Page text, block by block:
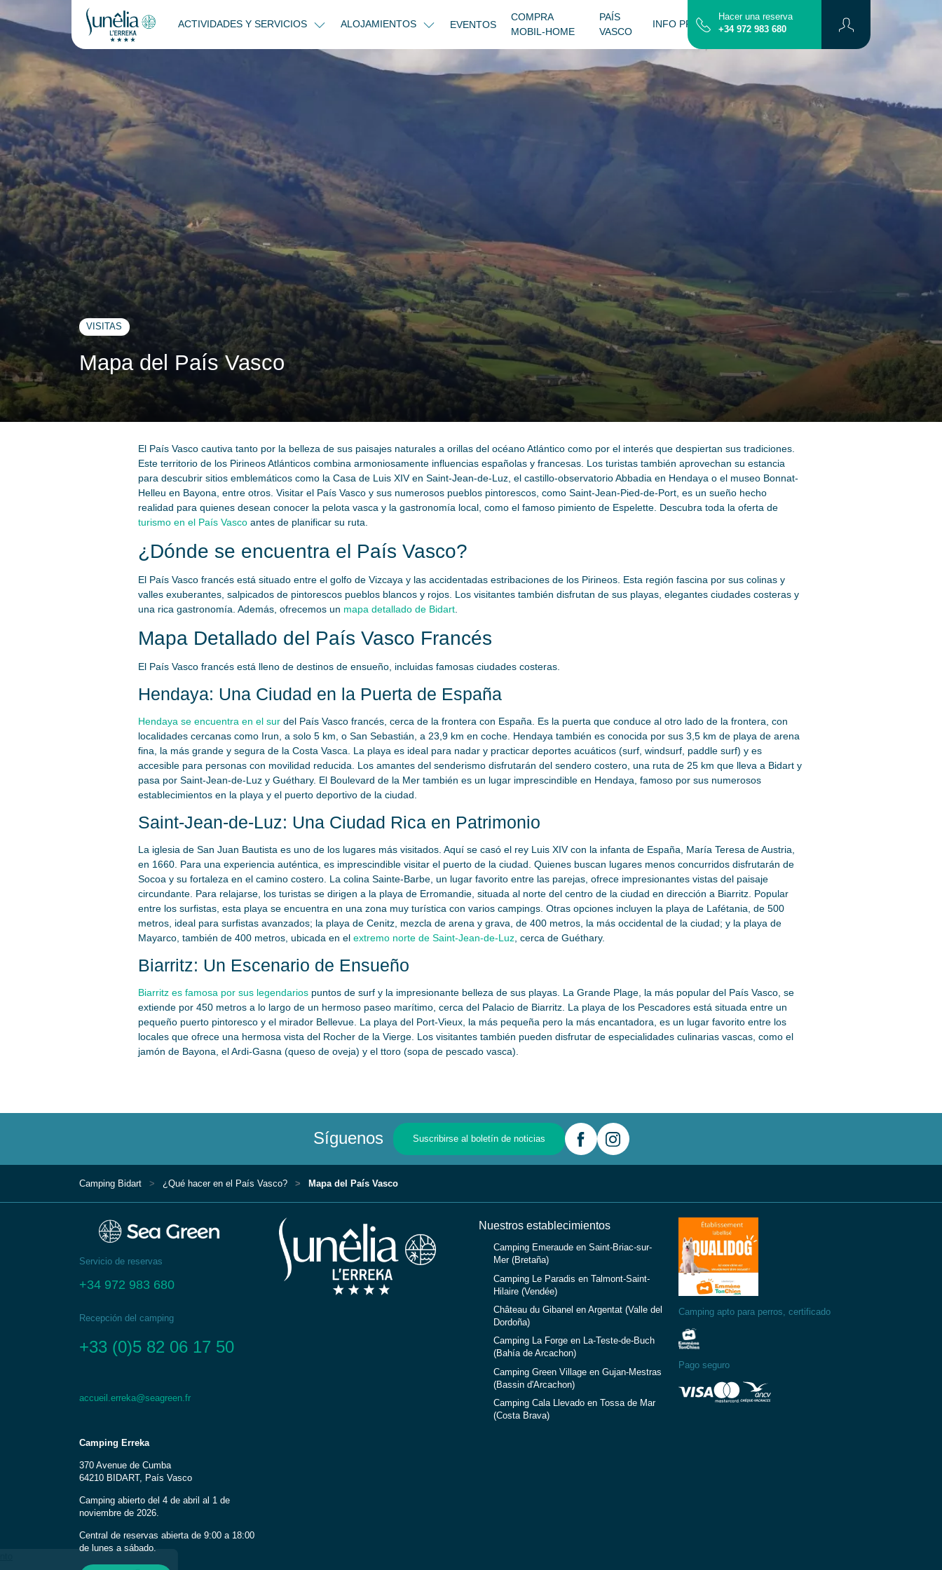
ACTIVIDADES Y SERVICIOS ALOJAMIENTOS EVENTOS
COMPRA
MOBIL-HOME
PAÍS
VASCO
INFO PRÁCTICA CONTACTO MAPA
Hacer una reserva
+34 972 983 680
VISITAS
Mapa del País Vasco
El País Vasco cautiva tanto por la belleza de sus paisajes naturales a orillas del océano Atlántico como por el interés que despiertan sus tradiciones.
Este territorio de los Pirineos Atlánticos combina armoniosamente influencias españolas y francesas. Los turistas también aprovechan su estancia
para descubrir sitios emblemáticos como la Casa de Luis XIV en Saint-Jean-de-Luz, el castillo-observatorio Abbadia en Hendaya o el museo Bonnat-
Helleu en Bayona, entre otros. Visitar el País Vasco y sus numerosos pueblos pintorescos, como Saint-Jean-Pied-de-Port, es un sueño hecho
realidad para quienes desean conocer la pelota vasca y la gastronomía local, como el famoso pimiento de Espelette. Descubra toda la oferta de
turismo en el País Vascoantes de planificar su ruta.
¿Dónde se encuentra el País Vasco?
El País Vasco francés está situado entre el golfo de Vizcaya y las accidentadas estribaciones de los Pirineos. Esta región fascina por sus colinas y
valles exuberantes, salpicados de pintorescos pueblos blancos y rojos. Los visitantes también disfrutan de sus playas, elegantes ciudades costeras y
una rica gastronomía. Además, ofrecemos un mapa detallado de Bidart.
Mapa Detallado del País Vasco Francés
El País Vasco francés está lleno de destinos de ensueño, incluidas famosas ciudades costeras.
Hendaya: Una Ciudad en la Puerta de España
Hendaya se encuentra en el surdel País Vasco francés, cerca de la frontera con España. Es la puerta que conduce al otro lado de la frontera, con
localidades cercanas como Irun, a solo 5 km, o San Sebastián, a 23,9 km en coche. Hendaya también es conocida por sus 3,5 km de playa de arena
fina, la más grande y segura de la Costa Vasca. La playa es ideal para nadar y practicar deportes acuáticos (surf, windsurf, paddle surf) y es
accesible para personas con movilidad reducida. Los amantes del senderismo disfrutarán del sendero costero, una ruta de 25 km que lleva a Bidart y
pasa por Saint-Jean-de-Luz y Guéthary. El Boulevard de la Mer también es un lugar imprescindible en Hendaya, famoso por sus numerosos
establecimientos en la playa y el puerto deportivo de la ciudad.
Saint-Jean-de-Luz: Una Ciudad Rica en Patrimonio
La iglesia de San Juan Bautista es uno de los lugares más visitados. Aquí se casó el rey Luis XIV con la infanta de España, María Teresa de Austria,
en 1660. Para una experiencia auténtica, es imprescindible visitar el puerto de la ciudad. Quienes buscan lugares menos concurridos disfrutarán de
Socoa y su fortaleza en el camino costero. La colina Sainte-Barbe, un lugar favorito entre las parejas, ofrece impresionantes vistas del paisaje
circundante. Para relajarse, los turistas se dirigen a la playa de Erromandie, situada al norte del centro de la ciudad en dirección a Biarritz. Popular
entre los surfistas, esta playa se encuentra en una zona muy turística con varios campings. Otras opciones incluyen la playa de Lafétania, de 500
metros, ideal para surfistas avanzados; la playa de Cenitz, mezcla de arena y grava, de 400 metros, la más occidental de la ciudad; y la playa de
Mayarco, también de 400 metros, ubicada en el extremo norte de Saint-Jean-de-Luz, cerca de Guéthary.
Biarritz: Un Escenario de Ensueño
Biarritz es famosa por sus legendariospuntos de surf y la impresionante belleza de sus playas. La Grande Plage, la más popular del País Vasco, se
extiende por 450 metros a lo largo de un hermoso paseo marítimo, cerca del Palacio de Biarritz. La playa de los Pescadores está situada entre un
pequeño puerto pintoresco y el mirador Bellevue. La playa del Port-Vieux, la más pequeña pero la más encantadora, es un lugar favorito entre los
locales que ofrece una hermosa vista del Rocher de la Vierge. Los visitantes también pueden disfrutar de especialidades culinarias vascas, como el
jamón de Bayona, el Ardi-Gasna (queso de oveja) y el ttoro (sopa de pescado vasca).
Síguenos Suscribirse al boletín de noticias
Camping Bidart ¿Qué hacer en el País Vasco? Mapa del País Vasco
Servicio de reservas
+34 972 983 680
Recepción del camping
+33 (0)5 82 06 17 50
accueil.erreka@seagreen.fr
Camping Erreka
370 Avenue de Cumba
64210 BIDART, País Vasco
Camping abierto del 4 de abril al 1 de
noviembre de 2026.
Central de reservas abierta de 9:00 a 18:00
de lunes a sábado.
Nuestros establecimientos
Camping Emeraude en Saint-Briac-sur-
Mer (Bretaña)
Camping Le Paradis en Talmont-Saint-
Hilaire (Vendée)
Château du Gibanel en Argentat (Valle del
Dordoña)
Camping La Forge en La-Teste-de-Buch
(Bahía de Arcachon)
Camping Green Village en Gujan-Mestras
(Bassin d'Arcachon)
Camping Cala Llevado en Tossa de Mar
(Costa Brava)
Camping apto para perros, certificado
Pago seguro